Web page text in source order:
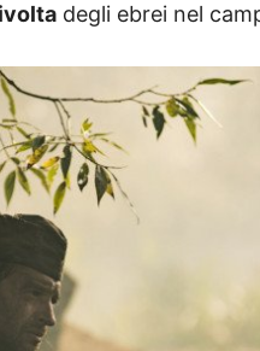
degli ebrei nel